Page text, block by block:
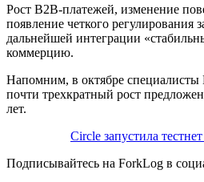
Рост B2B-платежей, изменение
появление четкого регулирования
дальнейшей интеграции
коммерцию.
Напомним, в октябре специалисты
почти трехкратный рост
лет.
Circle запустила
Подписывайтесь на ForkLog в